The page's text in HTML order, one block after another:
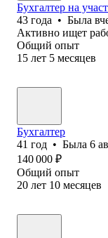
Бухгалтер на
43 года • Была
Активно ищет
Общий опыт
15 лет 5 месяцев
Бухгалтер
41 год • Была 6
140 000 ₽
Общий опыт
20 лет 10 месяцев